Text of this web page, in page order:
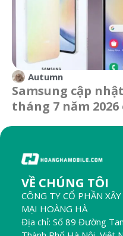
Autumn
Samsung cập
tháng 7 năm 2026
VỀ CHÚNG TÔI
CÔNG TY CỔ PHẦN
MẠI HOÀNG HÀ
Địa chỉ: Số 89 Đường